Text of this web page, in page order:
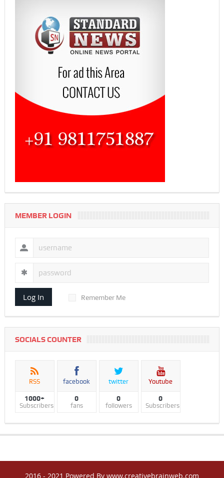
MEMBER LOGIN
Log In Remember Me
SOCIALS COUNTER
RSS
1000+
Subscribers
facebook
0
fans
twitter
0
followers
Youtube
0
Subscribers
2016 - 2021 Powered By www.creativebrainweb.com